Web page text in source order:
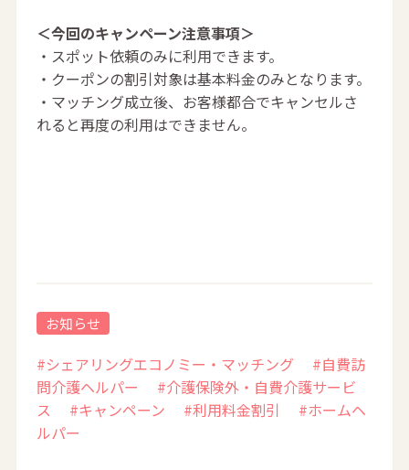
＜今回のキャンペーン注意事項＞
・スポット依頼のみに利用できます。
・クーポンの割引対象は基本料金のみとなります。
・マッチング成立後、お客様都合でキャンセルさ
れると再度の利用はできません。
お知らせ
#シェアリングエコノミー・マッチング
#自費訪
問介護ヘルパー
#介護保険外・自費介護サービ
ス
#キャンペーン #利用料金割引
#ホームヘ
ルパー